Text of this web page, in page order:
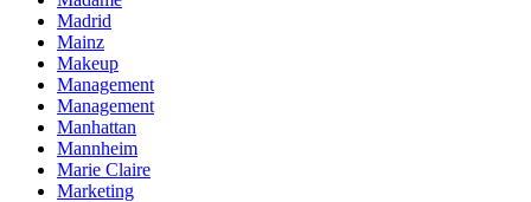
Madrid
Mainz
Makeup
Management
Management
Manhattan
Mannheim
Marie Claire
Marketing